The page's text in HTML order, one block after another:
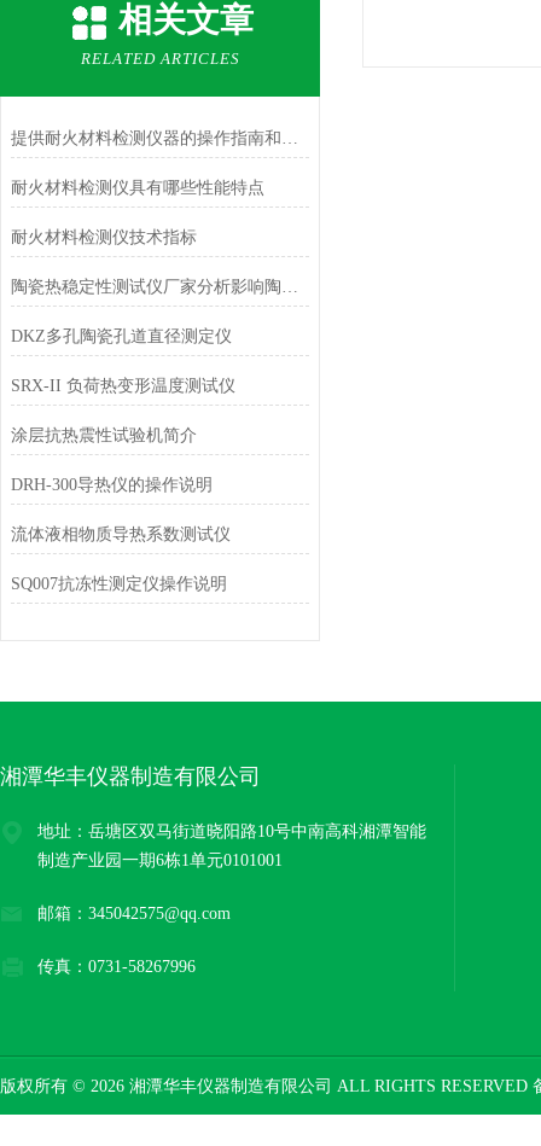
相关文章
RELATED ARTICLES
提供耐火材料检测仪器的操作指南和关键使用注意事项
耐火材料检测仪具有哪些性能特点
耐火材料检测仪技术指标
陶瓷热稳定性测试仪厂家分析影响陶瓷热稳定性的因素
DKZ多孔陶瓷孔道直径测定仪
SRX-II 负荷热变形温度测试仪
涂层抗热震性试验机简介
DRH-300导热仪的操作说明
流体液相物质导热系数测试仪
SQ007抗冻性测定仪操作说明
湘潭华丰仪器制造有限公司
地址：岳塘区双马街道晓阳路10号中南高科湘潭智能
制造产业园一期6栋1单元0101001
邮箱：345042575@qq.com
传真：0731-58267996
版权所有 © 2026 湘潭华丰仪器制造有限公司 ALL RIGHTS RESERVED